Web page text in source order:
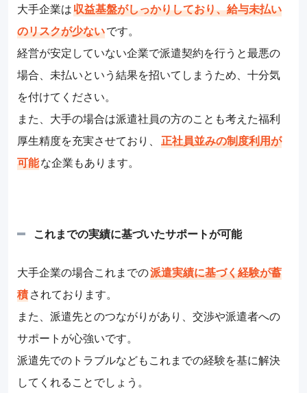
大手企業は収益基盤がしっかりしており、給与未払い
のリスクが少ないです。
経営が安定していない企業で派遣契約を行うと最悪の
場合、未払いという結果を招いてしまうため、十分気
を付けてください。
また、大手の場合は派遣社員の方のことも考えた福利
厚生精度を充実させており、 正社員並みの制度利用が
可能な企業もあります。
これまでの実績に基づいたサポートが可能
大手企業の場合これまでの派遣実績に基づく経験が蓄
積されております。
また、派遣先とのつながりがあり、交渉や派遣者への
サポートが心強いです。
派遣先でのトラブルなどもこれまでの経験を基に解決
してくれることでしょう。